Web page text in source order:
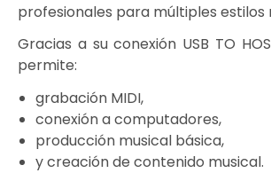
profesionales para múltiples estilos
Gracias a su conexión USB TO
permite:
grabación MIDI,
conexión a computadores,
producción musical básica,
y creación de contenido musical.